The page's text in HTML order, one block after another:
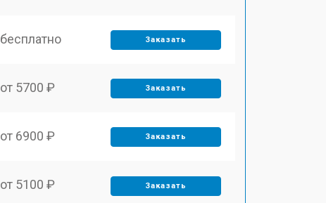
бесплатно Заказать
от 5700 ₽ Заказать
от 6900 ₽ Заказать
от 5100 ₽ Заказать